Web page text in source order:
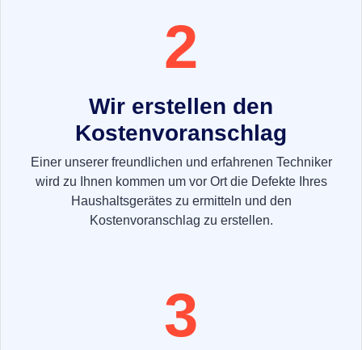
2
Wir erstellen den
Kostenvoranschlag
Einer unserer freundlichen und erfahrenen Techniker
wird zu Ihnen kommen um vor Ort die Defekte Ihres
Haushaltsgerätes zu ermitteln und den
Kostenvoranschlag zu erstellen.
3